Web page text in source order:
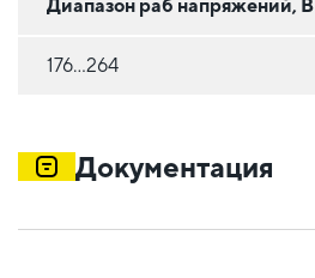
Диапазон раб напряжений, В
176...264
Документация